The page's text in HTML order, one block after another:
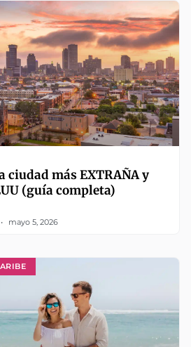
ciudad más EXTRAÑA y
(guía completa)
mayo 5, 2026